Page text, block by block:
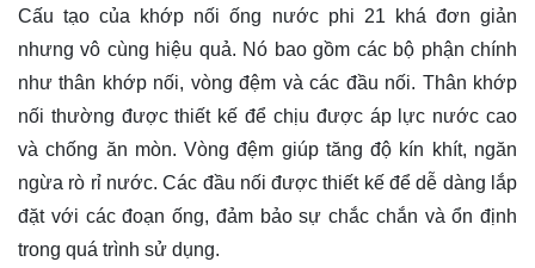
Cấu tạo của khớp nối ống nước phi 21 khá đơn giản
nhưng vô cùng hiệu quả. Nó bao gồm các bộ phận chính
như thân khớp nối, vòng đệm và các đầu nối. Thân khớp
nối thường được thiết kế để chịu được áp lực nước cao
và chống ăn mòn. Vòng đệm giúp tăng độ kín khít, ngăn
ngừa rò rỉ nước. Các đầu nối được thiết kế để dễ dàng lắp
đặt với các đoạn ống, đảm bảo sự chắc chắn và ổn định
trong quá trình sử dụng.